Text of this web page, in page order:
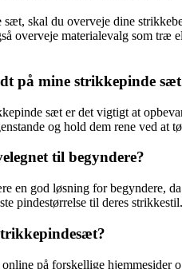
skal du overveje dine
overveje materialevalg som træ
på mine strikkepinde
sæt er det vigtigt at
og hold dem rene ved at
til begyndere?
en god løsning for begyndere,
pindestørrelse til deres
på forskellige hjemmesider